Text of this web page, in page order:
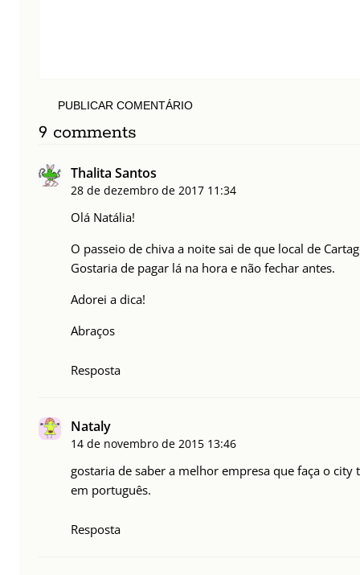
PUBLICAR COMENTÁRIO
9 comments
Thalita Santos
28 de dezembro de 2017 11:34
Olá Natália!
O passeio de chiva a noite sai de que local de
Gostaria de pagar lá na hora e não fechar antes.
Adorei a dica!
Abraços
Resposta
Nataly
14 de novembro de 2015 13:46
gostaria de saber a melhor empresa que faça o
em português.
Resposta